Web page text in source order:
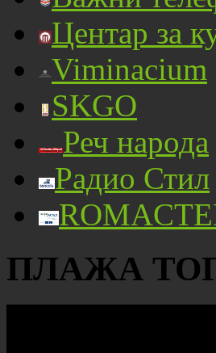
Центар за
Viminacium
SKGO
Реч народа
Радио Стил
ПЛАЖА